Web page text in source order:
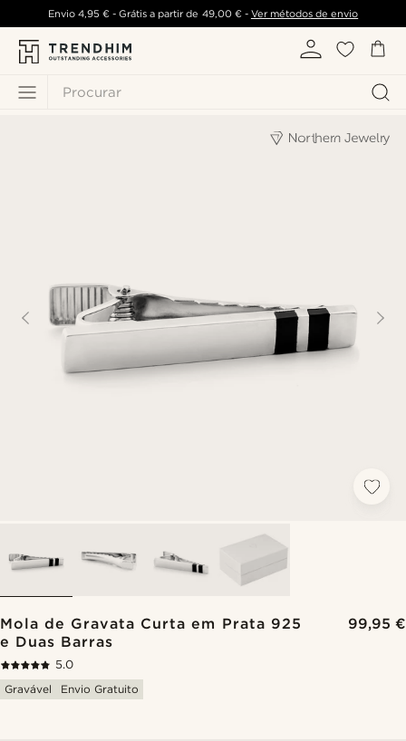
Procurar
Envio 4,95 €- Grátis a partir de 49,00 €- Ver métodos de envio
Mola de Gravata Curta em Prata 925
e Duas Barras
99,95 €
5.0
Gravável
Envio Gratuito